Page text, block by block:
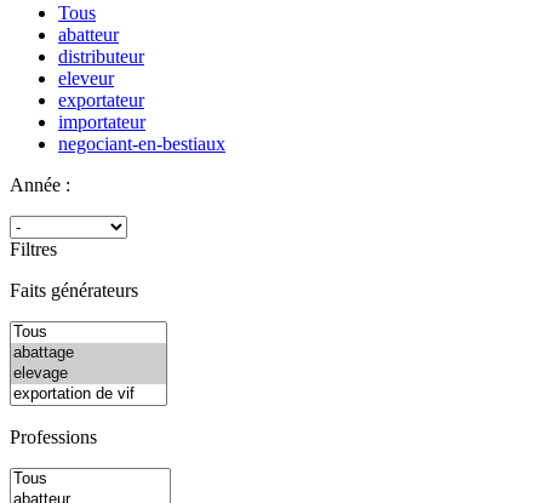
Tous
abatteur
distributeur
eleveur
exportateur
importateur
negociant-en-bestiaux
Année :
Filtres
Faits générateurs
Professions